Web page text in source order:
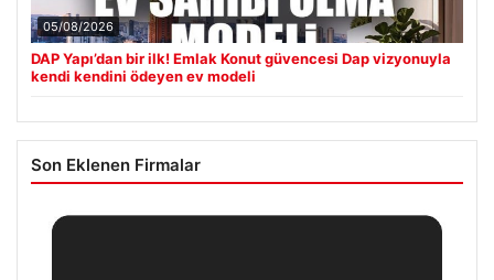
05/08/2026
DAP Yapı’dan bir ilk! Emlak Konut güvencesi Dap vizyonuyla
kendi kendini ödeyen ev modeli
Son Eklenen Firmalar